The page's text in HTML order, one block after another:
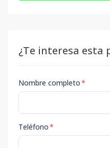
¿Te interesa esta
Nombre completo*
Teléfono*